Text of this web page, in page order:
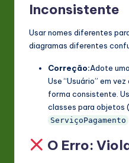
Inconsistente
Usar nomes diferentes
diagramas diferentes
Correção:Adote
Use “Usuário” em
forma consistente.
classes para objetos
ServiçoPagamento
O Erro: